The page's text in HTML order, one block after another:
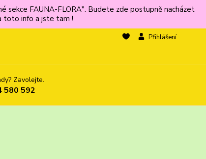
sekce FAUNA-FLORA". Budete zde postupně nacházet
toto info a jste tam !
Přihlášení
Zavolejte.
580 592